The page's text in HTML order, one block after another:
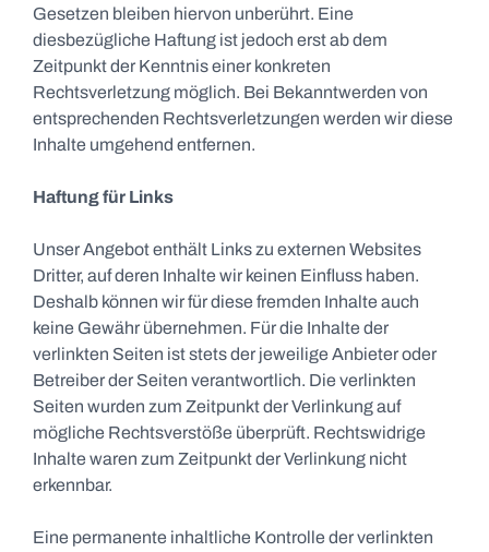
Gesetzen bleiben hiervon unberührt. Eine
diesbezügliche Haftung ist jedoch erst ab dem
Zeitpunkt der Kenntnis einer konkreten
Rechtsverletzung möglich. Bei Bekanntwerden von
entsprechenden Rechtsverletzungen werden wir diese
Inhalte umgehend entfernen.
Haftung für Links
Unser Angebot enthält Links zu externen Websites
Dritter, auf deren Inhalte wir keinen Einfluss haben.
Deshalb können wir für diese fremden Inhalte auch
keine Gewähr übernehmen. Für die Inhalte der
verlinkten Seiten ist stets der jeweilige Anbieter oder
Betreiber der Seiten verantwortlich. Die verlinkten
Seiten wurden zum Zeitpunkt der Verlinkung auf
mögliche Rechtsverstöße überprüft. Rechtswidrige
Inhalte waren zum Zeitpunkt der Verlinkung nicht
erkennbar.
Eine permanente inhaltliche Kontrolle der verlinkten